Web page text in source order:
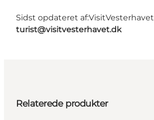
Sidst opdateret af:VisitVesterhavet
turist@visitvesterhavet.dk
Relaterede produkter